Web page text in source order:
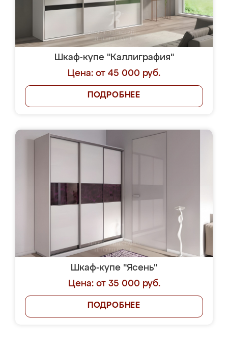
Шкаф-купе "Каллиграфия"
Цена: от 45 000 руб.
ПОДРОБНЕЕ
Шкаф-купе "Ясень"
Цена: от 35 000 руб.
ПОДРОБНЕЕ